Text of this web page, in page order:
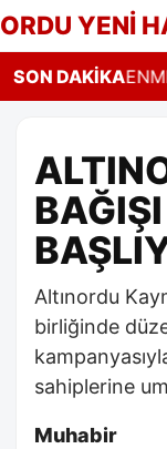
ORDU YENİ
SON DAKİKA
Altınordu
birliğinde
sahiplerine
Muhabir